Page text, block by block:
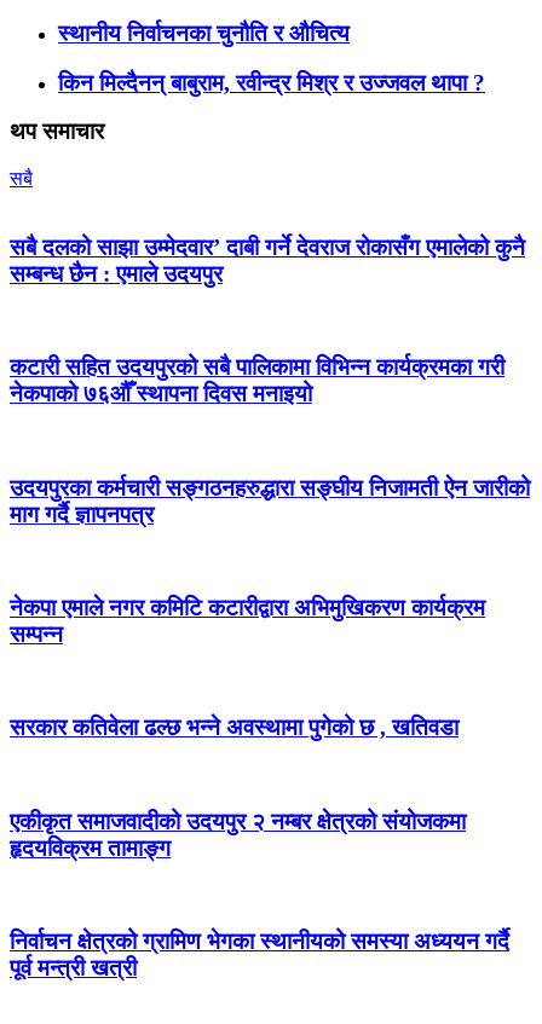
स्थानीय निर्वाचनका चुनौति र औचित्य
किन मिल्दैनन् बाबुराम, रवीन्द्र मिश्र र उज्जवल थापा ?
थप समाचार
सबै
सबै दलको साझा उम्मेदवार’ दाबी गर्ने देवराज रोकासँग एमालेको कुनै
सम्बन्ध छैन : एमाले उदयपुर
कटारी सहित उदयपुरको सबै पालिकामा विभिन्न कार्यक्रमका गरी
नेकपाको ७६औँ स्थापना दिवस मनाइयो
उदयपुरका कर्मचारी सङ्गठनहरुद्धारा सङ्घीय निजामती ऐन जारीको
माग गर्दै ज्ञापनपत्र
नेकपा एमाले नगर कमिटि कटारीद्वारा अभिमुखिकरण कार्यक्रम
सम्पन्न
सरकार कतिवेला ढल्छ भन्ने अवस्थामा पुगेको छ , खतिवडा
एकीकृत समाजवादीको उदयपुर २ नम्बर क्षेत्रको संयोजकमा
हृदयविक्रम तामाङ्ग
निर्वाचन क्षेत्रको ग्रामिण भेगका स्थानीयको समस्या अध्ययन गर्दै
पूर्व मन्त्री खत्री